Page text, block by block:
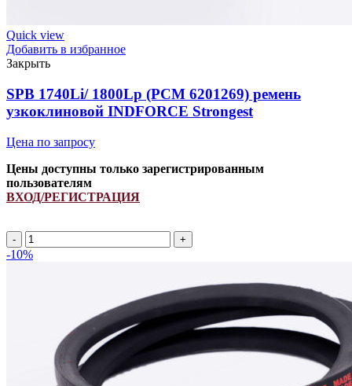
Quick view
Добавить в избранное
Закрыть
SPB 1740Li/ 1800Lp (PCM 6201269) ремень
узкоклиновой INDFORCE Strongest
Цена по запросу
Цены доступны только зарегистрированным
пользователям
ВХОД/РЕГИСТРАЦИЯ
Количество
товара
узкоклиновой
INDFORCE
Strongest
-10%